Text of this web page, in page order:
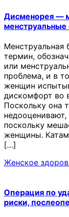
Дисменорея —
Менструальная
термин,
или
проблема, и в
женщин
дискомфорт во
Поскольку она
поскольку
женщины.
[…]
Женское
Операция по
риски,